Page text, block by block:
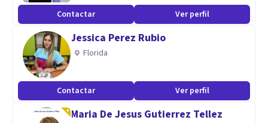
Contactar Ver perfil
Jessica Perez Rubio
Florida
Contactar Ver perfil
Maria De Jesus Gutierrez Tellez